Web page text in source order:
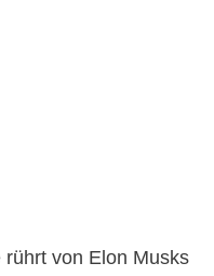
von Elon Musks